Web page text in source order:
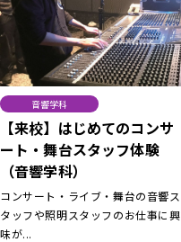
音響学科
【来校】はじめてのコンサ
ート・舞台スタッフ体験
（音響学科）
コンサート・ライブ・舞台の音響ス
タッフや照明スタッフのお仕事に興
味が...